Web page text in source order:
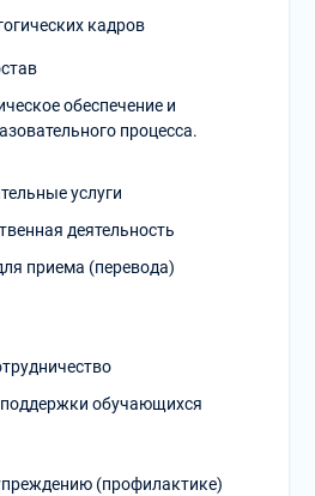
кадров
обеспечение и
процесса.
услуги
деятельность
приема (перевода)
обучающихся
(профилактике)